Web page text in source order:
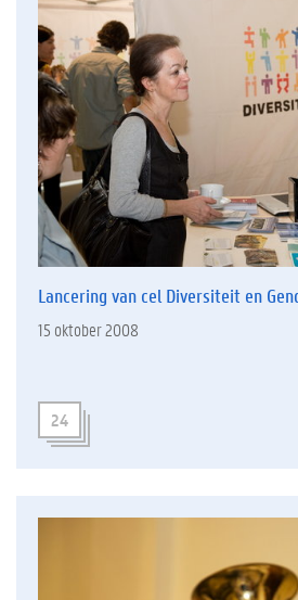
Lancering van cel Diversiteit en
15 oktober 2008
24